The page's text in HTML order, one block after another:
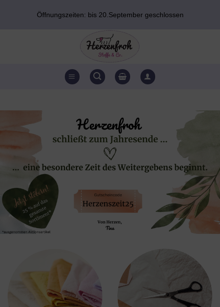
Öffnungszeiten: bis 20.September geschlossen